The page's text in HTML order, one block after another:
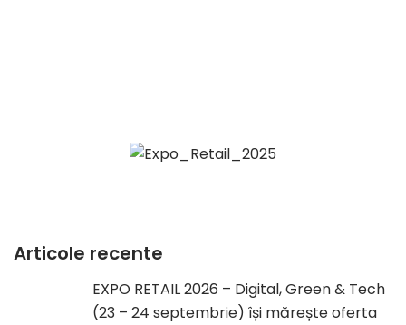
Articole recente
EXPO RETAIL 2026 – Digital, Green & Tech
(23 – 24 septembrie) își mărește oferta